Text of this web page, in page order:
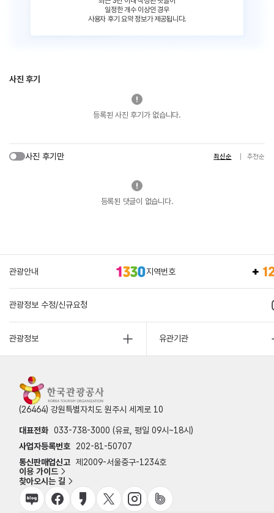
일정한 개수 이상인 경우
사용자 후기 요약 정보가 제공됩니다.
사진 후기
등록된 사진 후기가 없습니다.
사진 후기만 최신순 추천순
등록된 댓글이 없습니다.
관광안내 지역번호
관광정보 수정/신규요청
관광정보 유관기관
(26464) 강원특별자치도 원주시 세계로 10
대표전화 033-738-3000 (유료, 평일 09시~18시)
사업자등록번호
202-81-50707
통신판매업신고 제2009-서울중구-1234호
이용 가이드
찾아오시는 길